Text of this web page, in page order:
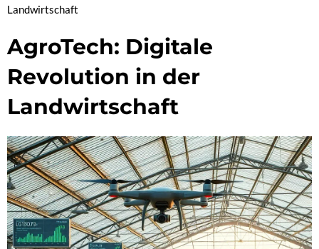
Landwirtschaft
AgroTech: Digitale
Revolution in der
Landwirtschaft